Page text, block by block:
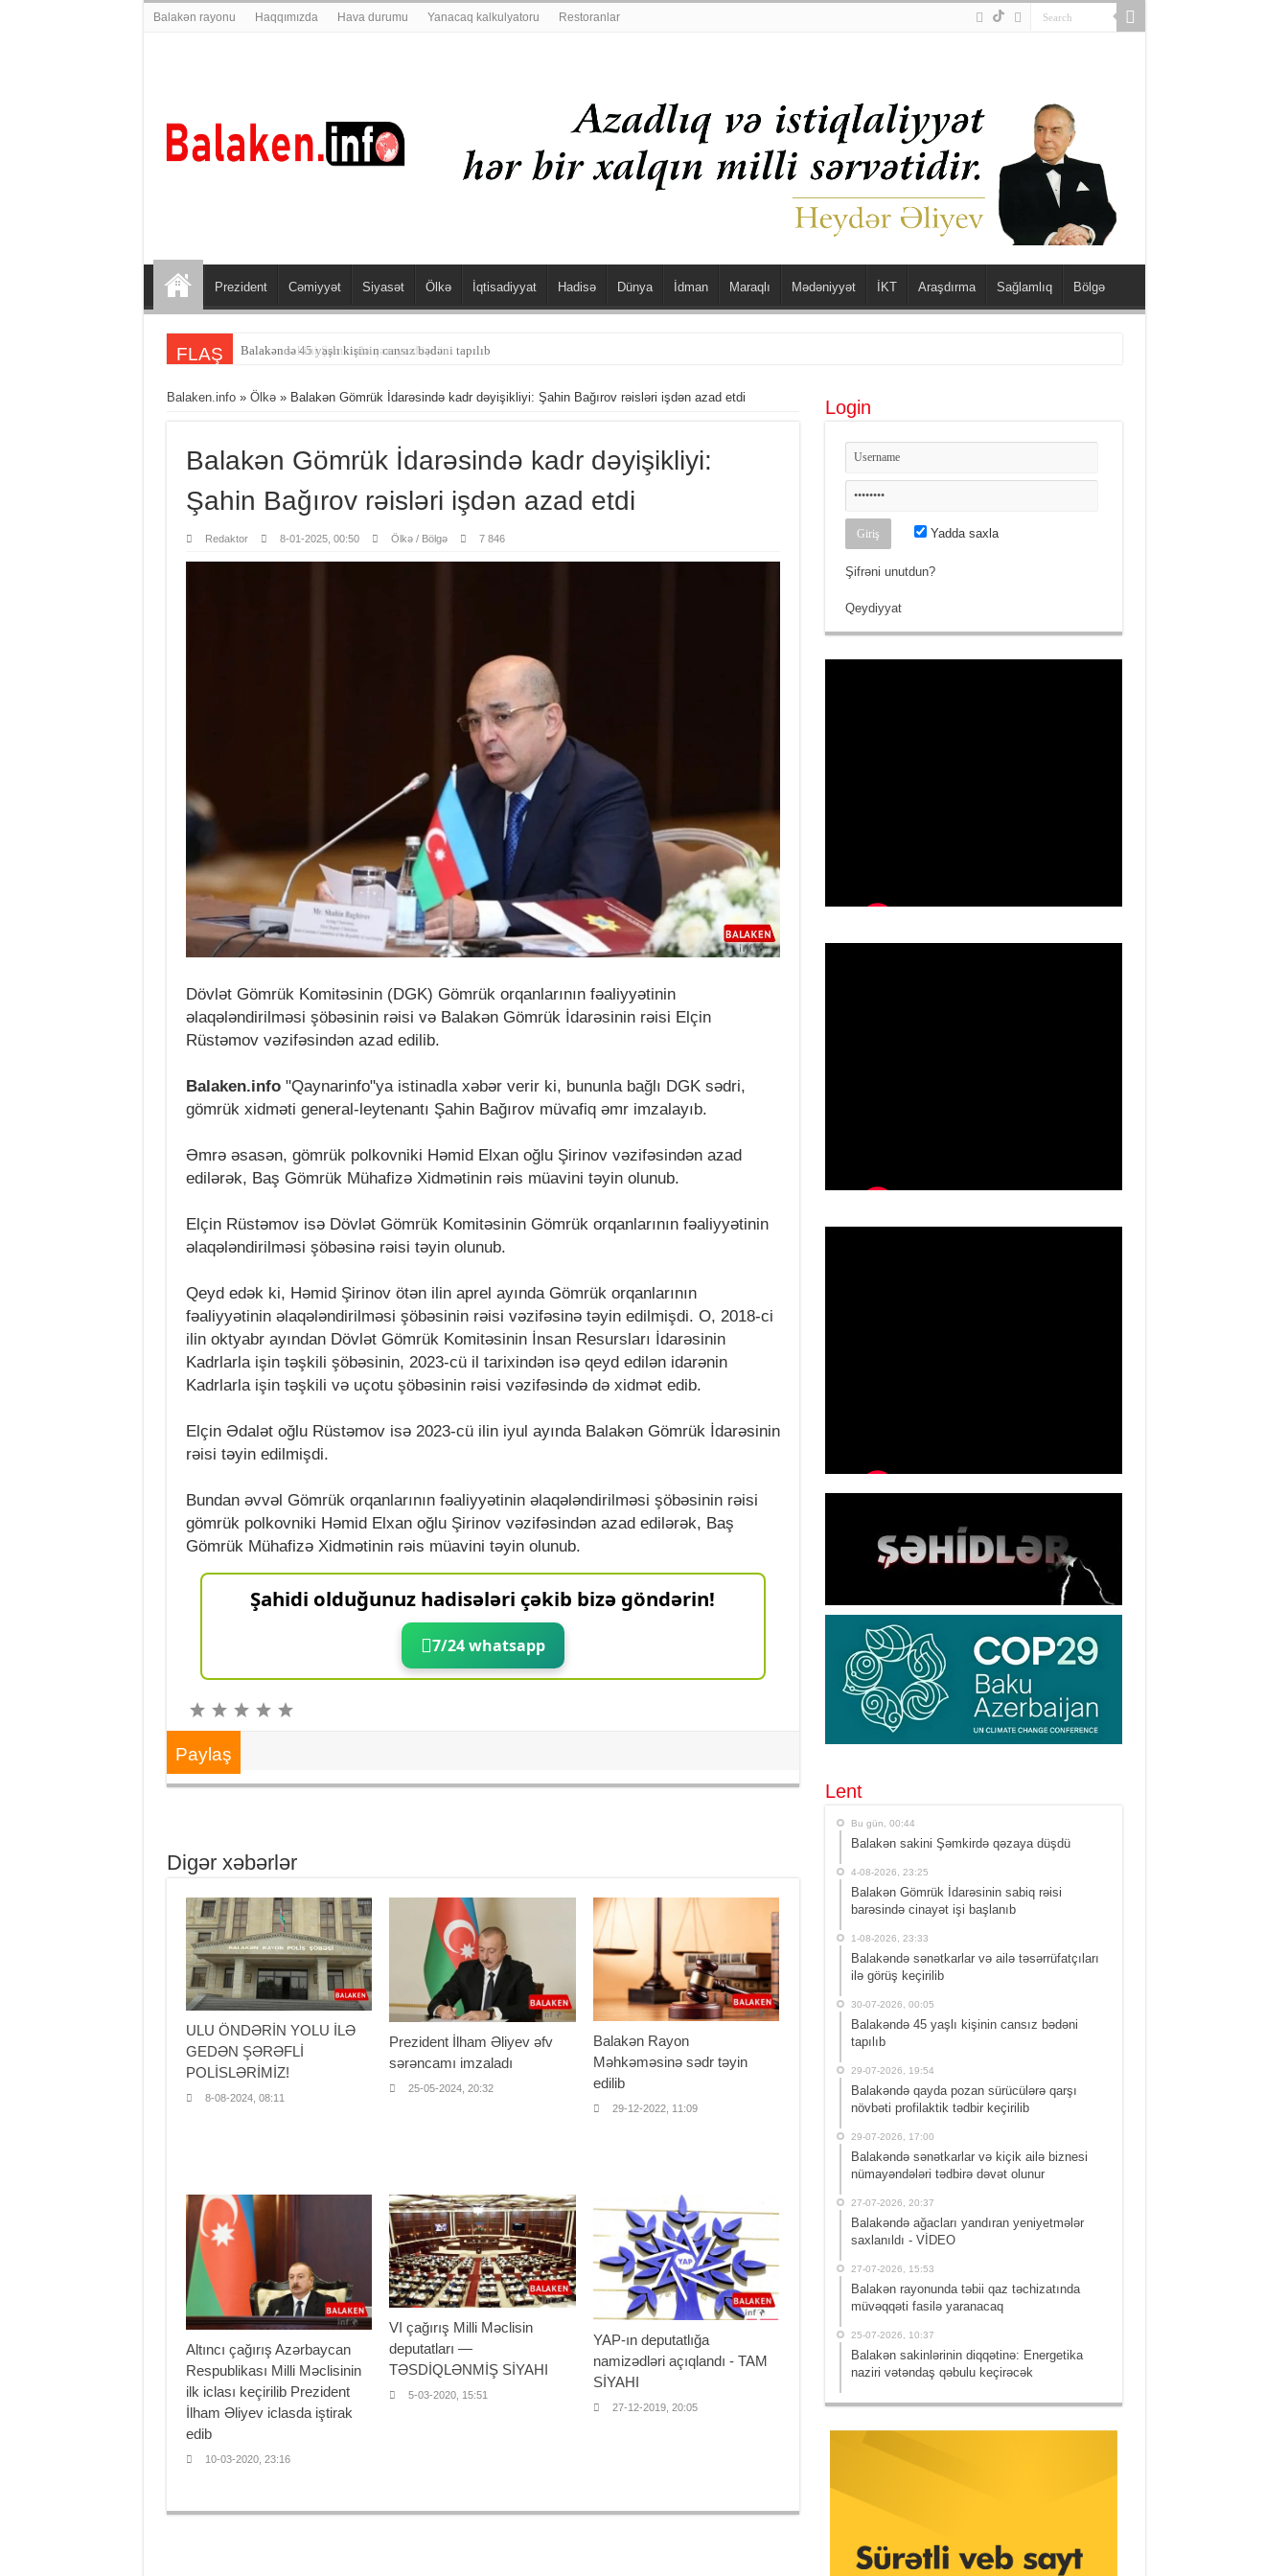
Balakən rayonu Haqqımızda Hava durumu Yanacaq kalkulyatoru Restoranlar
Prezident Cəmiyyət Siyasət Ölkə İqtisadiyyat Hadisə Dünya İdman Maraqlı Mədəniyyət İKT Araşdırma Sağlamlıq Bölgə
FLAŞ Balakəndə 45 yaşlı kişinin cansız bədəni tapılıb
Balaken.info» Ölkə» Balakən Gömrük İdarəsində kadr dəyişikliyi: Şahin Bağırov rəisləri işdən azad etdi
Balakən Gömrük İdarəsində kadr dəyişikliyi:
Şahin Bağırov rəisləri işdən azad etdi
Redaktor 8-01-2025, 00:50 Ölkə / Bölgə 7 846
Dövlət Gömrük Komitəsinin (DGK) Gömrük orqanlarının fəaliyyətinin
əlaqələndirilməsi şöbəsinin rəisi və Balakən Gömrük İdarəsinin rəisi Elçin
Rüstəmov vəzifəsindən azad edilib.
Balaken.info"Qaynarinfo"ya istinadla xəbər verir ki, bununla bağlı DGK sədri,
gömrük xidməti general-leytenantı Şahin Bağırov müvafiq əmr imzalayıb.
Əmrə əsasən, gömrük polkovniki Həmid Elxan oğlu Şirinov vəzifəsindən azad
edilərək, Baş Gömrük Mühafizə Xidmətinin rəis müavini təyin olunub.
Elçin Rüstəmov isə Dövlət Gömrük Komitəsinin Gömrük orqanlarının fəaliyyətinin
əlaqələndirilməsi şöbəsinə rəisi təyin olunub.
Qeyd edək ki, Həmid Şirinov ötən ilin aprel ayında Gömrük orqanlarının
fəaliyyətinin əlaqələndirilməsi şöbəsinin rəisi vəzifəsinə təyin edilmişdi. O, 2018-ci
ilin oktyabr ayından Dövlət Gömrük Komitəsinin İnsan Resursları İdarəsinin
Kadrlarla işin təşkili şöbəsinin, 2023-cü il tarixindən isə qeyd edilən idarənin
Kadrlarla işin təşkili və uçotu şöbəsinin rəisi vəzifəsində də xidmət edib.
Elçin Ədalət oğlu Rüstəmov isə 2023-cü ilin iyul ayında Balakən Gömrük İdarəsinin
rəisi təyin edilmişdi.
Bundan əvvəl Gömrük orqanlarının fəaliyyətinin əlaqələndirilməsi şöbəsinin rəisi
gömrük polkovniki Həmid Elxan oğlu Şirinov vəzifəsindən azad edilərək, Baş
Gömrük Mühafizə Xidmətinin rəis müavini təyin olunub.
Şahidi olduğunuz hadisələri çəkib bizə göndərin!
7/24 whatsapp
Paylaş
Digər xəbərlər
ULU ÖNDƏRİN YOLU İLƏ
GEDƏN ŞƏRƏFLİ
POLİSLƏRİMİZ!
8-08-2024, 08:11
Prezident İlham Əliyev əfv
sərəncamı imzaladı
25-05-2024, 20:32
Balakən Rayon
Məhkəməsinə sədr təyin
edilib
29-12-2022, 11:09
Altıncı çağırış Azərbaycan
Respublikası Milli Məclisinin
ilk iclası keçirilib Prezident
İlham Əliyev iclasda iştirak
edib
10-03-2020, 23:16
VI çağırış Milli Məclisin
deputatları —
TƏSDİQLƏNMİŞ SİYAHI
5-03-2020, 15:51
YAP-ın deputatlığa
namizədləri açıqlandı - TAM
SİYAHI
27-12-2019, 20:05
Login
Yadda saxla
Şifrəni unutdun?
Qeydiyyat
Lent
Bu gün, 00:44
Balakən sakini Şəmkirdə qəzaya düşdü
4-08-2026, 23:25
Balakən Gömrük İdarəsinin sabiq rəisi
barəsində cinayət işi başlanıb
1-08-2026, 23:33
Balakəndə sənətkarlar və ailə təsərrüfatçıları
ilə görüş keçirilib
30-07-2026, 00:05
Balakəndə 45 yaşlı kişinin cansız bədəni
tapılıb
29-07-2026, 19:54
Balakəndə qayda pozan sürücülərə qarşı
növbəti profilaktik tədbir keçirilib
29-07-2026, 17:00
Balakəndə sənətkarlar və kiçik ailə biznesi
nümayəndələri tədbirə dəvət olunur
27-07-2026, 20:37
Balakəndə ağacları yandıran yeniyetmələr
saxlanıldı - VİDEO
27-07-2026, 15:53
Balakən rayonunda təbii qaz təchizatında
müvəqqəti fasilə yaranacaq
25-07-2026, 10:37
Balakən sakinlərinin diqqətinə: Energetika
naziri vətəndaş qəbulu keçirəcək